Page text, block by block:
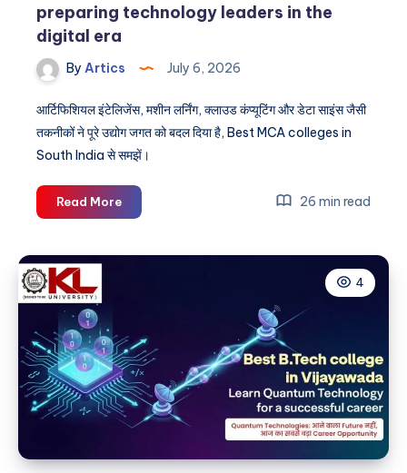
preparing technology leaders in the
digital era
By Artics July 6, 2026
आर्टिफिशियल इंटेलिजेंस, मशीन लर्निंग, क्लाउड कंप्यूटिंग और डेटा साइंस जैसी
तकनीकों ने पूरे उद्योग जगत को बदल दिया है, Best MCA colleges in
South India से समझें।
Read MoreBest
MCA
technology
leaders
in
the
digital
26 min read
4